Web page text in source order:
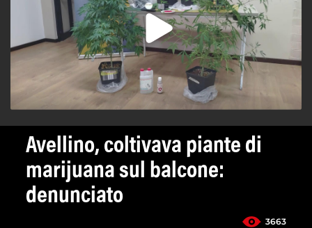
Avellino, coltivava piante di
marijuana sul balcone:
denunciato
3663